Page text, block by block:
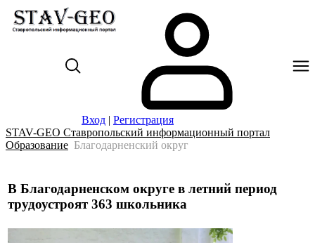
Вход | Регистрация
STAV-GEO Ставропольский информационный портал
Образование Благодарненский округ
В Благодарненском округе в летний период
трудоустроят 363 школьника